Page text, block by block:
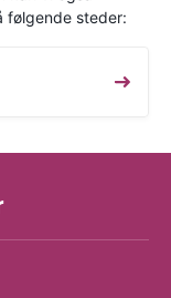
følgende steder: